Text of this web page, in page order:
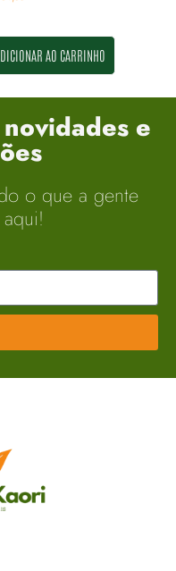
AO CARRINHO
e
o que a gente